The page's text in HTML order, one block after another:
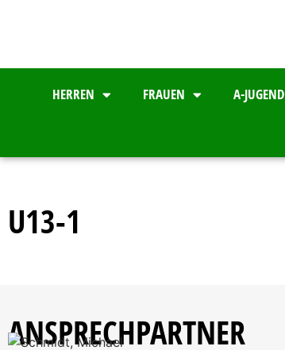
HERREN FRAUEN A-JUGEND
U13-1
ANSPRECHPARTNER